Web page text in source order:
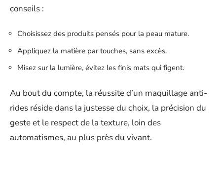
conseils :
Choisissez des produits pensés pour la peau mature.
Appliquez la matière par touches, sans excès.
Misez sur la lumière, évitez les finis mats qui figent.
Au bout du compte, la réussite d’un maquillage anti-
rides réside dans la justesse du choix, la précision du
geste et le respect de la texture, loin des
automatismes, au plus près du vivant.